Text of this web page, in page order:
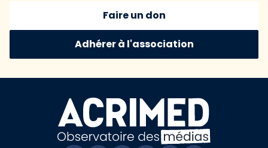
Faire un don
Adhérer à l'association